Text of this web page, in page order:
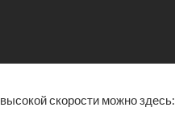
скорости можно здесь: